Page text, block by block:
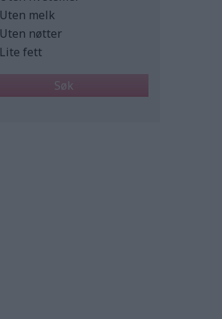
Uten melk
Uten nøtter
Lite fett